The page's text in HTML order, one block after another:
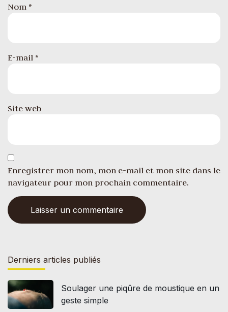
Nom *
E-mail *
Site web
Enregistrer mon nom, mon e-mail et mon site dans le
navigateur pour mon prochain commentaire.
Derniers articles publiés
Soulager une piqûre de moustique en un
geste simple